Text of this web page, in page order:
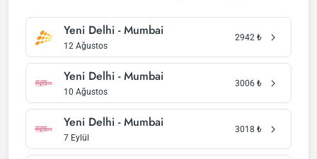
Yeni Delhi - Mumbai
12 Ağustos
2942 ₺
Yeni Delhi - Mumbai
10 Ağustos
3006 ₺
Yeni Delhi - Mumbai
7 Eylül
3018 ₺